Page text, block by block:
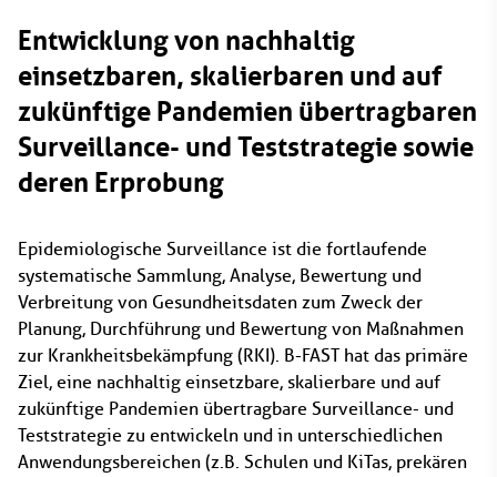
Entwicklung von nachhaltig
einsetzbaren, skalierbaren und auf
zukünftige Pandemien übertragbaren
Surveillance- und Teststrategie sowie
deren Erprobung
Epidemiologische Surveillance ist die fortlaufende
systematische Sammlung, Analyse, Bewertung und
Verbreitung von Gesundheitsdaten zum Zweck der
Planung, Durchführung und Bewertung von Maßnahmen
zur Krankheitsbekämpfung (RKI). B-FAST hat das primäre
Ziel, eine nachhaltig einsetzbare, skalierbare und auf
zukünftige Pandemien übertragbare Surveillance- und
Teststrategie zu entwickeln und in unterschiedlichen
Anwendungsbereichen (z.B. Schulen und KiTas, prekären